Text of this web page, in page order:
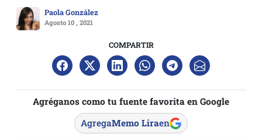
Paola González
Agosto 10 , 2021
COMPARTIR
Agréganos como tu fuente favorita en Google
AgregaMemo Liraen